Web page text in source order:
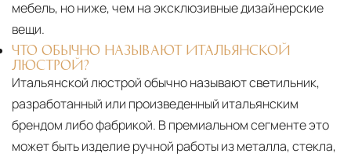
мебель, но ниже, чем на эксклюзивные дизайнерские
вещи.
ЧТО ОБЫЧНО НАЗЫВАЮТ ИТАЛЬЯНСКОЙ
ЛЮСТРОЙ?
Итальянской люстрой обычно называют светильник,
разработанный или произведенный итальянским
брендом либо фабрикой. В премиальном сегменте это
может быть изделие ручной работы из металла, стекла,